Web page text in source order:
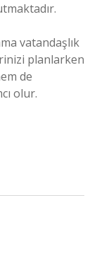
vatandaşlık
planlarken
de
olur.